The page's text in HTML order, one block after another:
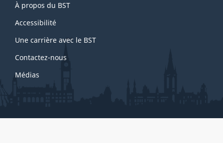
this
site
À propos du BST
Accessibilité
Une carrière avec le BST
Contactez-nous
Médias